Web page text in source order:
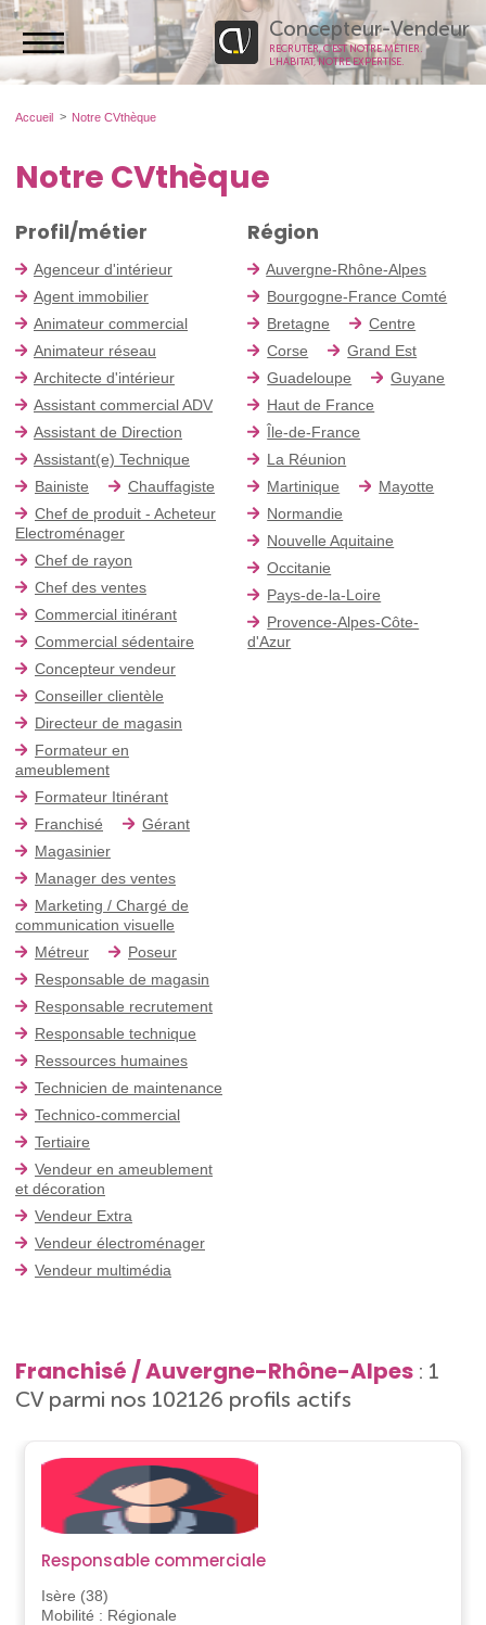
Concepteur-Vendeur
RECRUTER, C’EST NOTRE MÉTIER.
L’HABITAT, NOTRE EXPERTISE.
Accueil Notre CVthèque
Notre CVthèque
Profil/métier
Agenceur d'intérieur
Agent immobilier
Animateur commercial
Animateur réseau
Architecte d'intérieur
Assistant commercial ADV
Assistant de Direction
Assistant(e) Technique
Bainiste
Chauffagiste
Chef de produit - Acheteur
Electroménager
Chef de rayon
Chef des ventes
Commercial itinérant
Commercial sédentaire
Concepteur vendeur
Conseiller clientèle
Directeur de magasin
Formateur en
ameublement
Formateur Itinérant
Franchisé
Gérant
Magasinier
Manager des ventes
Marketing / Chargé de
communication visuelle
Métreur
Poseur
Responsable de magasin
Responsable recrutement
Responsable technique
Ressources humaines
Technicien de maintenance
Technico-commercial
Tertiaire
Vendeur en ameublement
et décoration
Vendeur Extra
Vendeur électroménager
Vendeur multimédia
Région
Auvergne-Rhône-Alpes
Bourgogne-France Comté
Bretagne
Centre
Corse
Grand Est
Guadeloupe
Guyane
Haut de France
Île-de-France
La Réunion
Martinique
Mayotte
Normandie
Nouvelle Aquitaine
Occitanie
Pays-de-la-Loire
Provence-Alpes-Côte-
d'Azur
Franchisé / Auvergne-Rhône-Alpes : 1
CV parmi nos 102126 profils actifs
Responsable commerciale
Isère (38)
Mobilité : Régionale